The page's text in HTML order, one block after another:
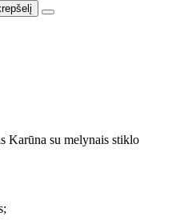
Karūna su melynais stiklo